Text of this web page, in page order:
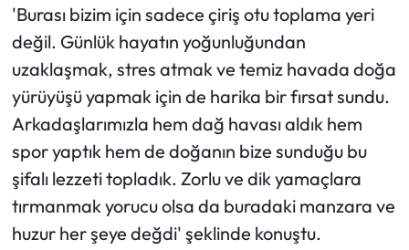
'Burası bizim için sadece çiriş otu toplama yeri
değil. Günlük hayatın yoğunluğundan
uzaklaşmak, stres atmak ve temiz havada doğa
yürüyüşü yapmak için de harika bir fırsat sundu.
Arkadaşlarımızla hem dağ havası aldık hem
spor yaptık hem de doğanın bize sunduğu bu
şifalı lezzeti topladık. Zorlu ve dik yamaçlara
tırmanmak yorucu olsa da buradaki manzara ve
huzur her şeye değdi' şeklinde konuştu.